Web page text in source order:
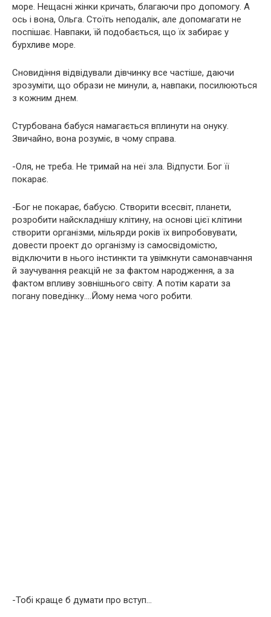
море. Нещасні жінки кричать, благаючи про допомогу. А
ось і вона, Ольга. Стоїть неподалік, але допомагати не
поспішає. Навпаки, їй подобається, що їх забирає у
бурхливе море.
Сновидіння відвідували дівчинку все частіше, даючи
зрозуміти, що образи не минули, а, навпаки, посилюються
з кожним днем.
Стурбована бабуся намагається вплинути на онуку.
Звичайно, вона розуміє, в чому справа.
-Оля, не треба. Не тримай на неї зла. Відпусти. Бог її
покарає.
-Бог не покарає, бабусю. Створити всесвіт, планети,
розробити найскладнішу клітину, на основі цієї клітини
створити організми, мільярди років їх випробовувати,
довести проект до організму із самосвідомістю,
відключити в нього інстинкти та увімкнути самонавчання
й заучування реакцій не за фактом народження, а за
фактом впливу зовнішнього світу. А потім карати за
погану поведінку….Йому нема чого робити.
-Тобі краще б думати про вступ…